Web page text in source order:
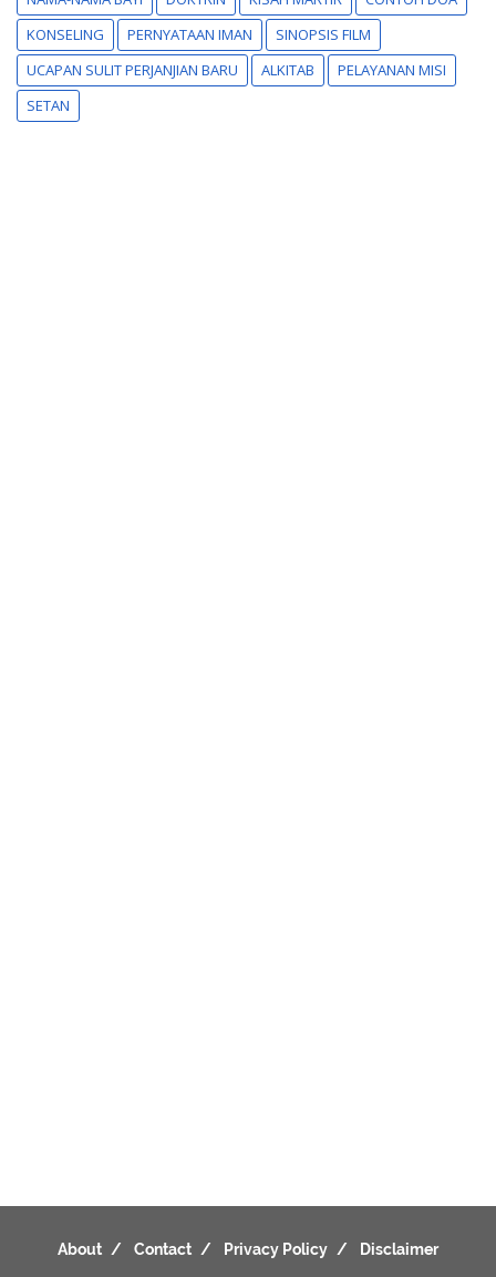
KONSELING
PERNYATAAN IMAN
SINOPSIS FILM
UCAPAN SULIT PERJANJIAN BARU
ALKITAB
PELAYANAN MISI
SETAN
About Contact Privacy Policy Disclaimer